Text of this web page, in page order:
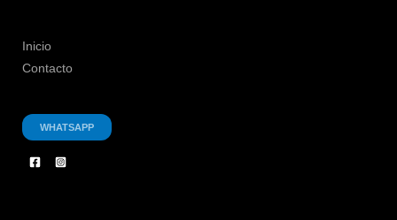
Inicio
Contacto
WHATSAPP